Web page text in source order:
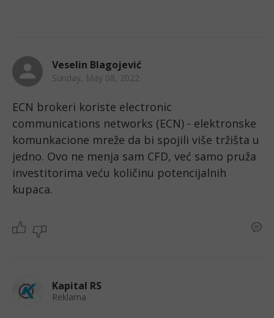
Veselin Blagojević
Sunday, May 08, 2022
ECN brokeri koriste electronic
communications networks (ECN) - elektronske
komunkacione mreže da bi spojili više tržišta u
jedno. Ovo ne menja sam CFD, već samo pruža
investitorima veću količinu potencijalnih
kupaca.
Kapital RS
Reklama